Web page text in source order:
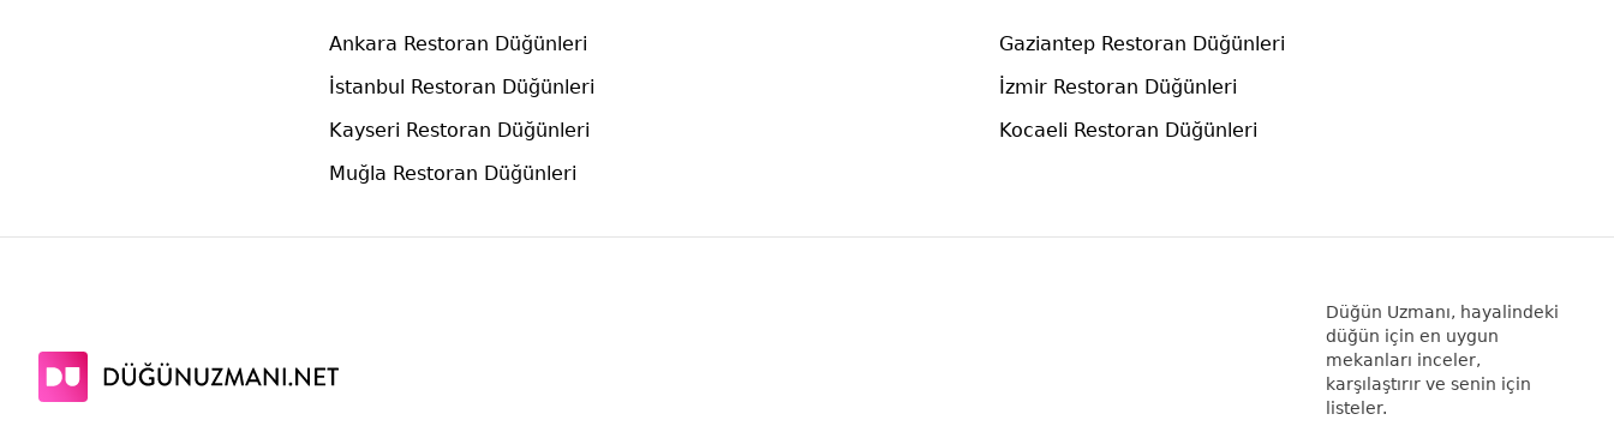
Ankara Restoran Düğünleri
Gaziantep Restoran Düğünleri
İstanbul Restoran Düğünleri
İzmir Restoran Düğünleri
Kayseri Restoran Düğünleri
Kocaeli Restoran Düğünleri
Muğla Restoran Düğünleri
Düğün Uzmanı, hayalindeki
düğün için en uygun
mekanları inceler,
karşılaştırır ve senin için
listeler.